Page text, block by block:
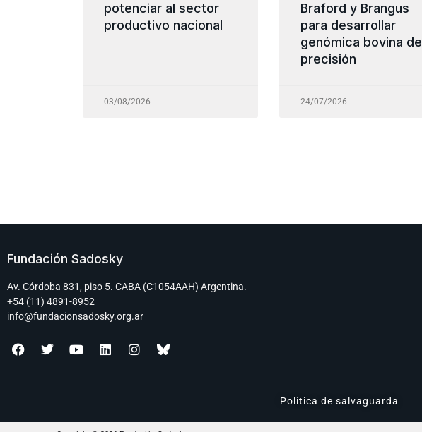
potenciar al sector
productivo nacional
03/08/2026
Braford y Brangus
para desarrollar
genómica bovina de
precisión
24/07/2026
Fundación Sadosky
Av. Córdoba 831, piso 5. CABA (C1054AAH) Argentina.
+54 (11) 4891-8952
info@fundacionsadosky.org.ar
Política de salvaguarda